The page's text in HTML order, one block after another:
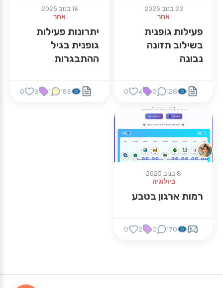
23 בנוב 2025
אחר
פעילות גופנית
בשילוב תזונה
נבונה
128
0
4
0
16 בנוב 2025
אחר
יתרונות פעילות
גופנית בגיל
ההתבגרות
193
1
3
0
8 בנוב 2025
ביולוגיה
רמות ארגון בטבע
170
0
2
0